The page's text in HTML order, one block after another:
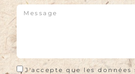
J'accepte que les données